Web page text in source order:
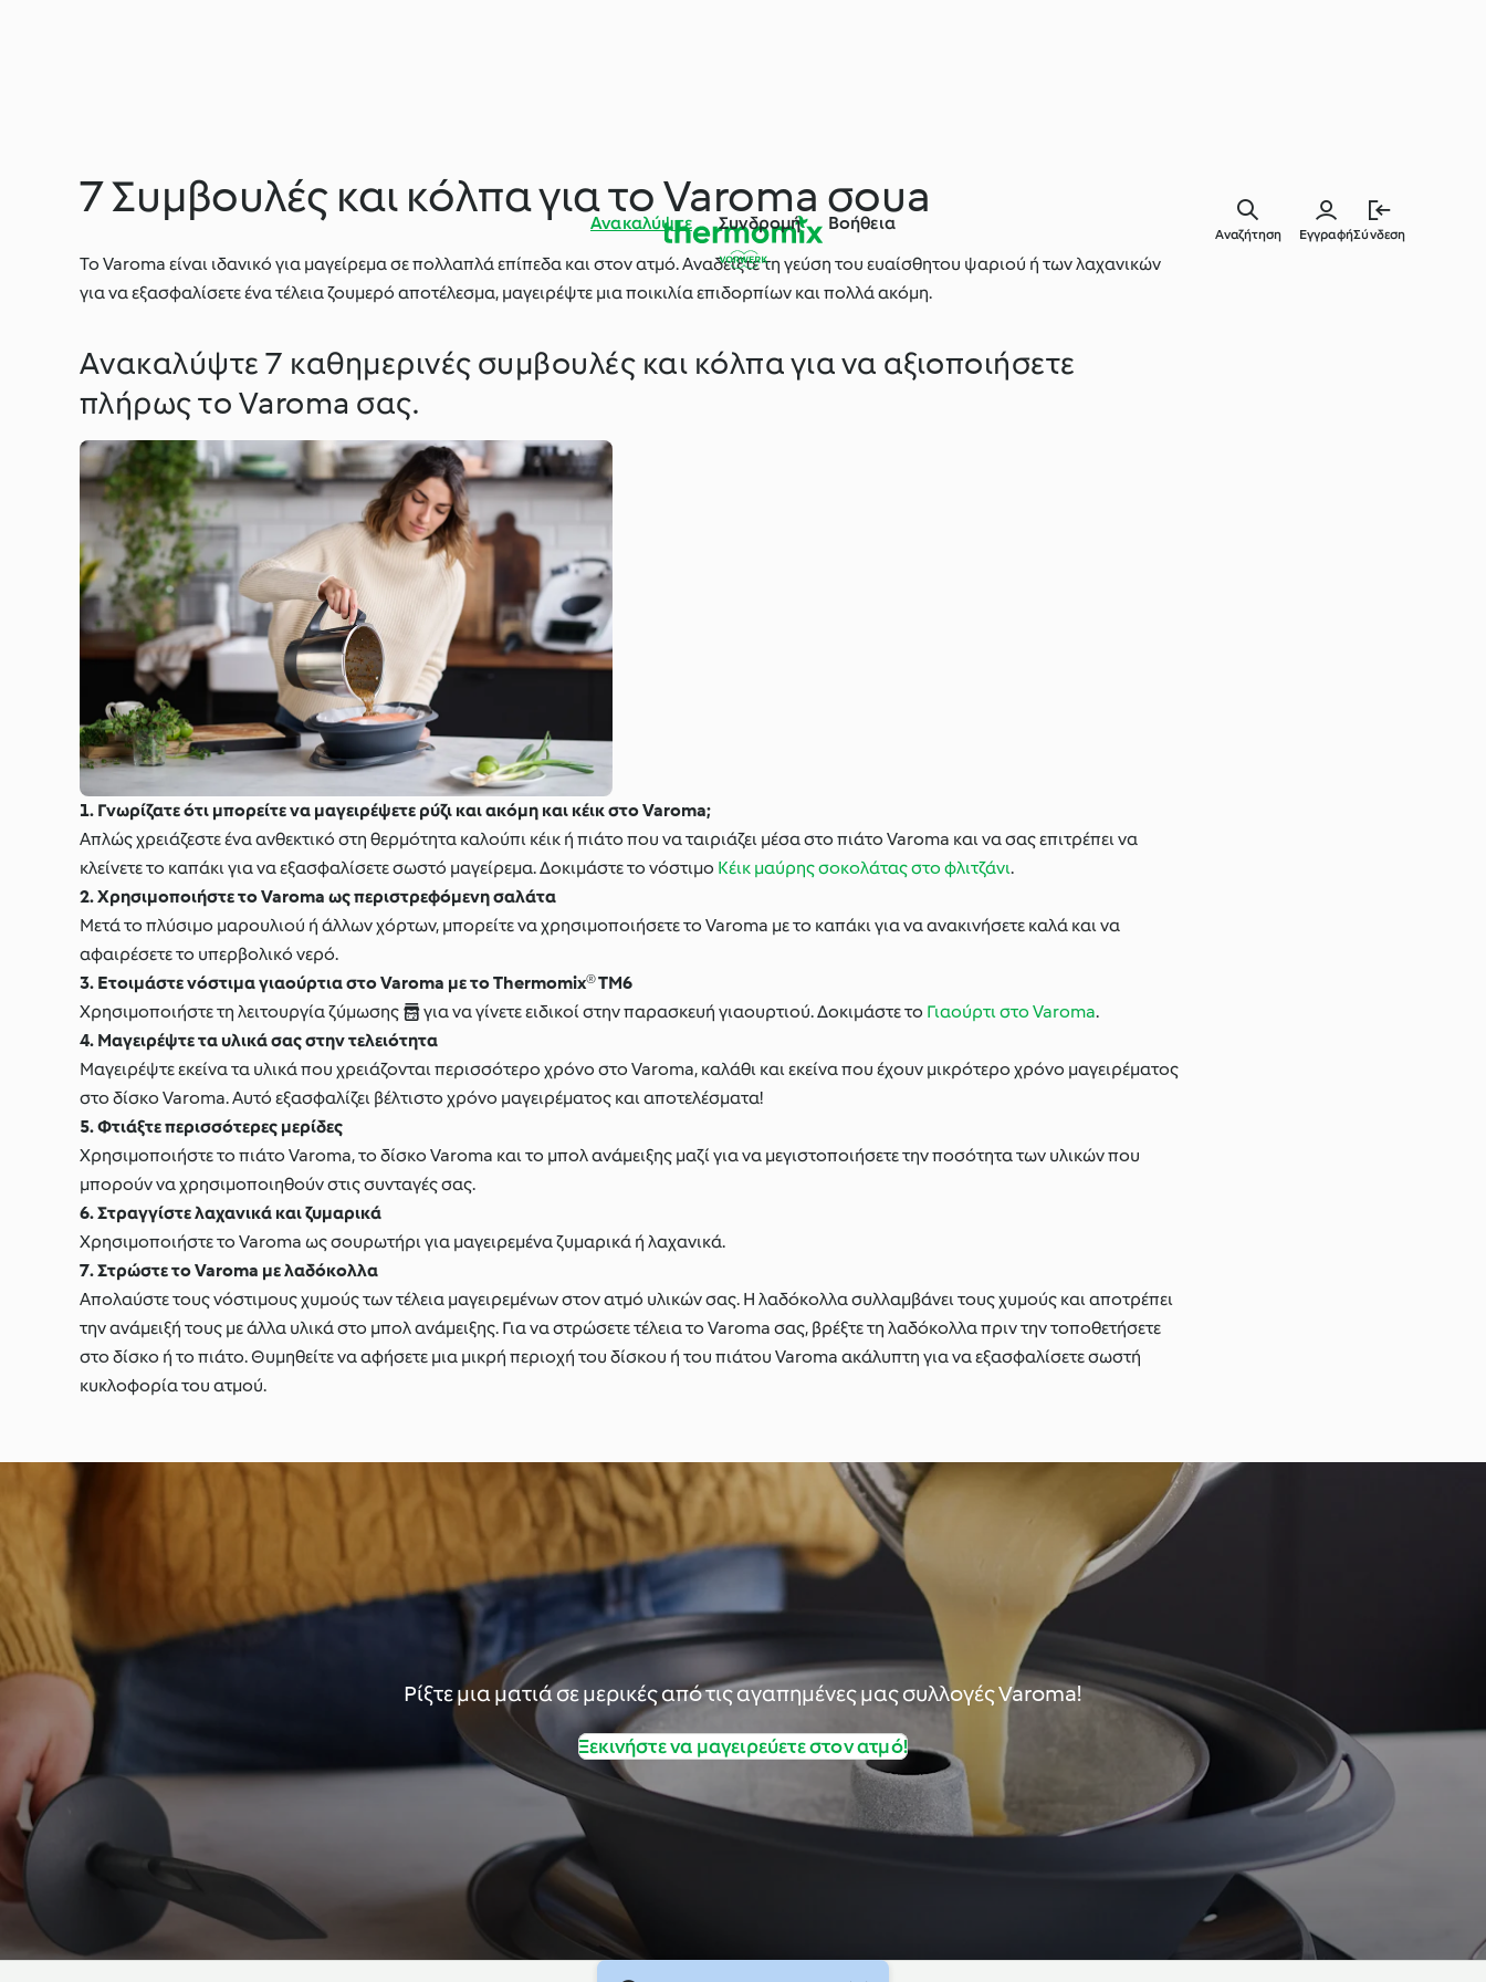
Ανακαλύψτε Συνδρομή Βοήθεια
ΕγγραφήΣύνδεση
Αναζήτηση
7 Συμβουλές και κόλπα για το Varoma σουa
Το Varoma είναι ιδανικό για μαγείρεμα σε πολλαπλά επίπεδα και στον ατμό. Αναδείξτε τη γεύση του ευαίσθητου ψαριού ή των λαχανικών
για να εξασφαλίσετε ένα τέλεια ζουμερό αποτέλεσμα, μαγειρέψτε μια ποικιλία επιδορπίων και πολλά ακόμη.
Ανακαλύψτε 7 καθημερινές συμβουλές και κόλπα για να αξιοποιήσετε
πλήρως το Varoma σας.
1. Γνωρίζατε ότι μπορείτε να μαγειρέψετε ρύζι και ακόμη και κέικ στο Varoma;
Απλώς χρειάζεστε ένα ανθεκτικό στη θερμότητα καλούπι κέικ ή πιάτο που να ταιριάζει μέσα στο πιάτο Varoma και να σας επιτρέπει να
κλείνετε το καπάκι για να εξασφαλίσετε σωστό μαγείρεμα. Δοκιμάστε το νόστιμο Κέικ μαύρης σοκολάτας στο φλιτζάνι.
2. Χρησιμοποιήστε το Varoma ως περιστρεφόμενη σαλάτα
Μετά το πλύσιμο μαρουλιού ή άλλων χόρτων, μπορείτε να χρησιμοποιήσετε το Varoma με το καπάκι για να ανακινήσετε καλά και να
αφαιρέσετε το υπερβολικό νερό.
3. Ετοιμάστε νόστιμα γιαούρτια στο Varoma με το Thermomix® TM6
Χρησιμοποιήστε τη λειτουργία ζύμωσης  για να γίνετε ειδικοί στην παρασκευή γιαουρτιού. Δοκιμάστε το Γιαούρτι στο Varoma.
4. Μαγειρέψτε τα υλικά σας στην τελειότητα
Μαγειρέψτε εκείνα τα υλικά που χρειάζονται περισσότερο χρόνο στο Varoma, καλάθι και εκείνα που έχουν μικρότερο χρόνο μαγειρέματος
στο δίσκο Varoma. Αυτό εξασφαλίζει βέλτιστο χρόνο μαγειρέματος και αποτελέσματα!
5. Φτιάξτε περισσότερες μερίδες
Χρησιμοποιήστε το πιάτο Varoma, το δίσκο Varoma και το μπολ ανάμειξης μαζί για να μεγιστοποιήσετε την ποσότητα των υλικών που
μπορούν να χρησιμοποιηθούν στις συνταγές σας.
6. Στραγγίστε λαχανικά και ζυμαρικά
Χρησιμοποιήστε το Varoma ως σουρωτήρι για μαγειρεμένα ζυμαρικά ή λαχανικά.
7. Στρώστε το Varoma με λαδόκολλα
Απολαύστε τους νόστιμους χυμούς των τέλεια μαγειρεμένων στον ατμό υλικών σας. Η λαδόκολλα συλλαμβάνει τους χυμούς και αποτρέπει
την ανάμειξή τους με άλλα υλικά στο μπολ ανάμειξης. Για να στρώσετε τέλεια το Varoma σας, βρέξτε τη λαδόκολλα πριν την τοποθετήσετε
στο δίσκο ή το πιάτο. Θυμηθείτε να αφήσετε μια μικρή περιοχή του δίσκου ή του πιάτου Varoma ακάλυπτη για να εξασφαλίσετε σωστή
κυκλοφορία του ατμού.
Ρίξτε μια ματιά σε μερικές από τις αγαπημένες μας συλλογές Varoma!
Ξεκινήστε να μαγειρεύετε στον ατμό!